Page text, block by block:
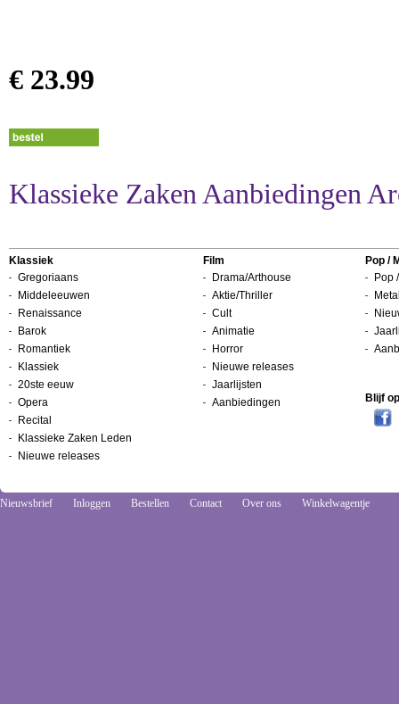
€ 23.99
Klassieke Zaken Aanbiedingen
Klassiek
Gregoriaans
Middeleeuwen
Renaissance
Barok
Romantiek
Klassiek
20ste eeuw
Opera
Recital
Klassieke Zaken Leden
Nieuwe releases
Film
Drama/Arthouse
Aktie/Thriller
Cult
Animatie
Horror
Nieuwe releases
Jaarlijsten
Aanbiedingen
Pop /
Pop
Blijf
Nieuwsbrief Inloggen Bestellen Contact Over ons Winkelwagentje